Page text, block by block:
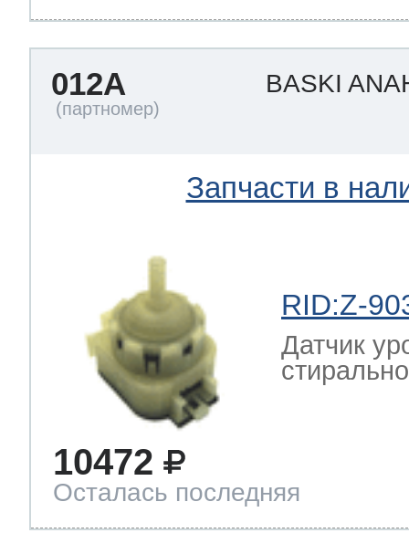
012A BASKI
Запчасти в
RID:Z-
Датчик
10472
Осталась последняя